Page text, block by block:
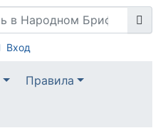
Вход
Правила